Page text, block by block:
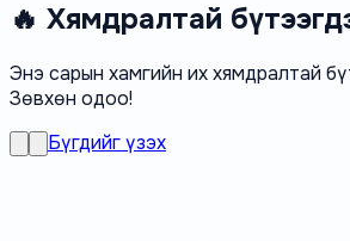
🔥 Хямдралтай
Энэ сарын хамгийн их хямдралтай
Зөвхөн одоо!
Бүгдийг үзэх